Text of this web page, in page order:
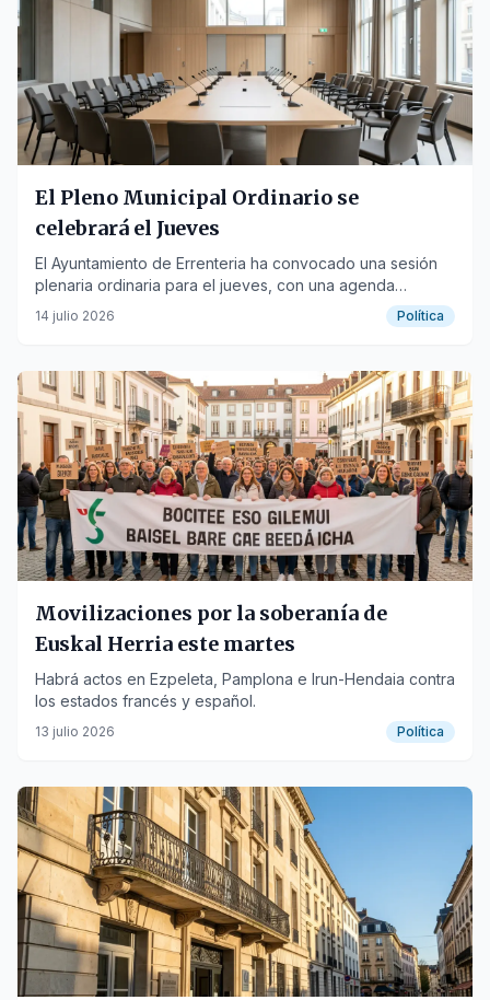
El Pleno Municipal Ordinario se
celebrará el Jueves
El Ayuntamiento de Errenteria ha convocado una sesión
plenaria ordinaria para el jueves, con una agenda
detallada.
14 julio 2026 Política
Movilizaciones por la soberanía de
Euskal Herria este martes
Habrá actos en Ezpeleta, Pamplona e Irun-Hendaia contra
los estados francés y español.
13 julio 2026 Política